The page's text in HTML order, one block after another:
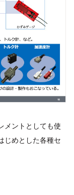
メントとしても使
じめとした各種セ